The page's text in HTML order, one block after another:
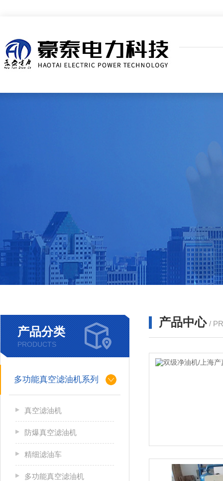
产品分类
PRODUCTS
多功能真空滤油机系列
真空滤油机
防爆真空滤油机
精细滤油车
多功能真空滤油机
产品中心 /